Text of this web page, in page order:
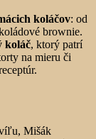
koláčov: od
brownie.
koláč, ktorý patrí
na mieru či
Mišák